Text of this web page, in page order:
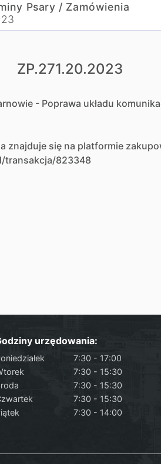
Psary / Zamówienia
ZP.271.20.2023
- Poprawa układu
znajduje się na platformie
transakcja/823348
urzędowania:
7:30 - 17:00
7:30 - 15:30
7:30 - 15:30
7:30 - 15:30
7:30 - 14:00